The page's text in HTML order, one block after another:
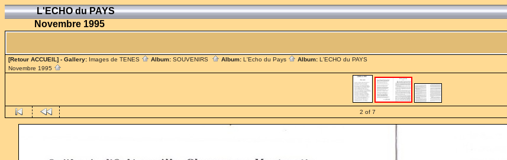
L'ECHO du PAYS
Novembre 1995
[Retour ACCUEIL] - Gallery: Images de TENES Album: SOUVENIRS Album: L'Echo du Pays Album: L'ECHO du PAYS
Novembre 1995
2 of 7